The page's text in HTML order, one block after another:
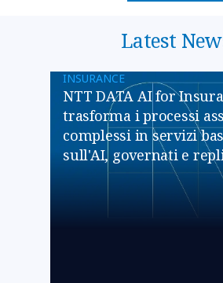
Latest
INSURANCE
NTT DATA AI for
trasforma i processi
complessi in servizi
sull'AI, governati e